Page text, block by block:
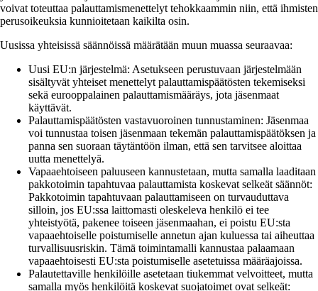
voivat toteuttaa palauttamismenettelyt tehokkaammin niin, että ihmisten
perusoikeuksia kunnioitetaan kaikilta osin.
Uusissa yhteisissä säännöissä määrätään muun muassa seuraavaa:
Uusi EU:n järjestelmä: Asetukseen perustuvaan järjestelmään
sisältyvät yhteiset menettelyt palauttamispäätösten tekemiseksi
sekä eurooppalainen palauttamismääräys, jota jäsenmaat
käyttävät.
Palauttamispäätösten vastavuoroinen tunnustaminen: Jäsenmaa
voi tunnustaa toisen jäsenmaan tekemän palauttamispäätöksen ja
panna sen suoraan täytäntöön ilman, että sen tarvitsee aloittaa
uutta menettelyä.
Vapaaehtoiseen paluuseen kannustetaan, mutta samalla laaditaan
pakkotoimin tapahtuvaa palauttamista koskevat selkeät säännöt:
Pakkotoimin tapahtuvaan palauttamiseen on turvauduttava
silloin, jos EU:ssa laittomasti oleskeleva henkilö ei tee
yhteistyötä, pakenee toiseen jäsenmaahan, ei poistu EU:sta
vapaaehtoiselle poistumiselle annetun ajan kuluessa tai aiheuttaa
turvallisuusriskin. Tämä toimintamalli kannustaa palaamaan
vapaaehtoisesti EU:sta poistumiselle asetetuissa määräajoissa.
Palautettaville henkilöille asetetaan tiukemmat velvoitteet, mutta
samalla myös henkilöitä koskevat suojatoimet ovat selkeät: